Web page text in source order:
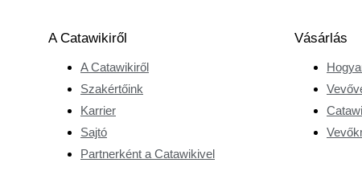
A Catawikiről
A Catawikiről
Szakértőink
Karrier
Sajtó
Partnerként a Catawikivel
Vásárlás